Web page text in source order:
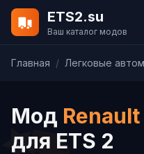
ETS2.su
Ваш каталог модов
Главная / Легковые
Мод
для ETS 2